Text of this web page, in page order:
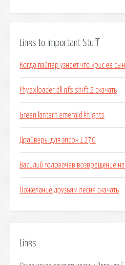
Links to Important Stuff
Когда пайпер узнает что крис ее сын
Physxloader dll nfs shift 2 скачать
Green lantern emerald knights
Драйверы для эпсон 1270
Василий головачев возвращение
Пожелание друзьям песня скачать
Links